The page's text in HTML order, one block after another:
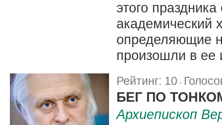
этого
академический
определяющие
произошли в ее
Рейтинг: 10 |
БЕГ ПО
Архиепископ